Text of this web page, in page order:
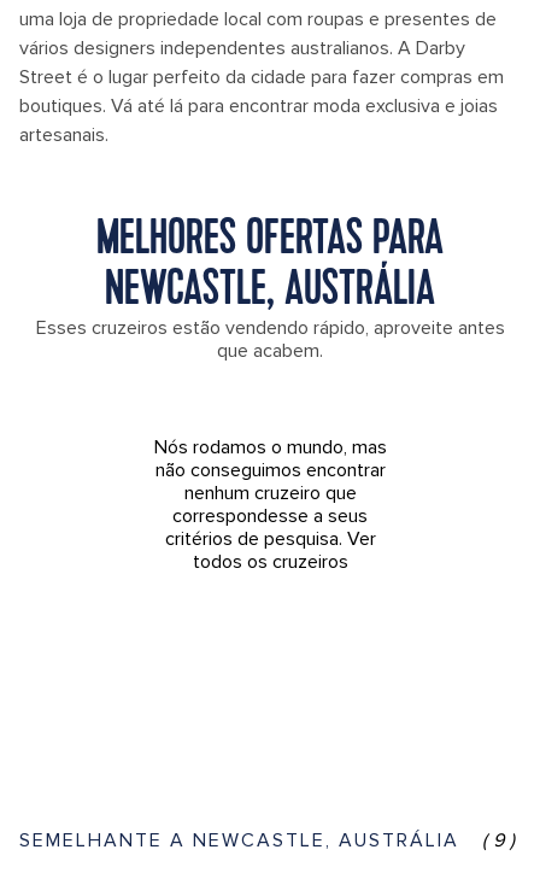
uma loja de propriedade local com roupas e presentes de
vários designers independentes australianos. A Darby
Street é o lugar perfeito da cidade para fazer compras em
boutiques. Vá até lá para encontrar moda exclusiva e joias
artesanais.
MELHORES OFERTAS PARA
NEWCASTLE, AUSTRÁLIA
Esses cruzeiros estão vendendo rápido, aproveite antes
que acabem.
Nós rodamos o mundo, mas
não conseguimos encontrar
nenhum cruzeiro que
correspondesse a seus
critérios de pesquisa. Ver
todos os cruzeiros
SEMELHANTE A NEWCASTLE, AUSTRÁLIA (9)